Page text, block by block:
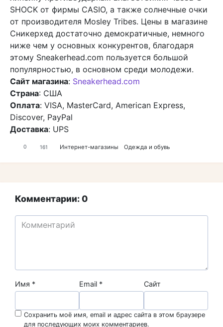
SHOCK от фирмы CASIO, а также солнечные очки
от производителя Mosley Tribes. Цены в магазине
Сникерхед достаточно демократичные, немного
ниже чем у основных конкурентов, благодаря
этому Sneakerhead.com пользуется большой
популярностью, в основном среди молодежи.
Сайт магазина: Sneakerhead.com
Страна: США
Оплата: VISA, MasterCard, American Express,
Discover, PayPal
Доставка: UPS
0 161 Интернет-магазины Одежда и обувь
Комментарии: 0
Имя * Email * Сайт
Сохранить моё имя, email и адрес сайта в этом браузере
для последующих моих комментариев.